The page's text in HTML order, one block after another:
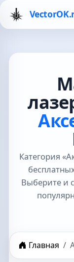
Категория
Выберите и
Главная